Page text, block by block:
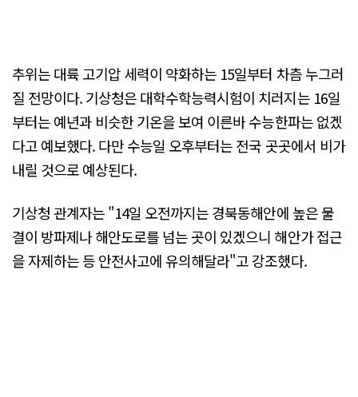
추위는 대륙 고기압 세력이 약화하는 15일부터 차츰 누그러
질 전망이다. 기상청은 대학수학능력시험이 치러지는 16일
부터는 예년과 비슷한 기온을 보여 이른바 수능한파는 없겠
다고 예보했다. 다만 수능일 오후부터는 전국 곳곳에서 비가
내릴 것으로 예상된다.
기상청 관계자는 "14일 오전까지는 경북동해안에 높은 물
결이 방파제나 해안도로를 넘는 곳이 있겠으니 해안가 접근
을 자제하는 등 안전사고에 유의해달라"고 강조했다.